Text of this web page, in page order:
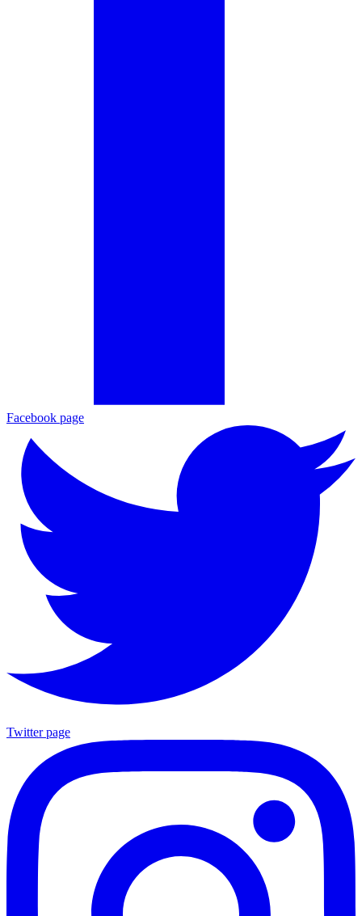
Facebook page
Twitter page